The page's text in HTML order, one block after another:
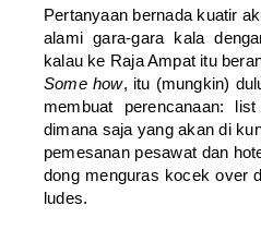
Pertanyaan bernada kuatir
alami gara-gara kala
kalau ke Raja Ampat itu
Some how, itu (mungkin)
membuat perencanaan:
dimana saja yang akan di
pemesanan pesawat dan
dong menguras kocek over
ludes.